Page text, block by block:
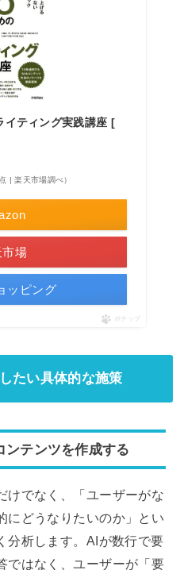
イティング実践講座 [
| 楽天市場調べ）
場
ッピング
ポチップ
たい具体的な施策
ンテンツを作成する
けでなく、「ユーザーがな
にどうなりたいのか」とい
分析します。AIが数行で要
ではなく、ユーザーが「要